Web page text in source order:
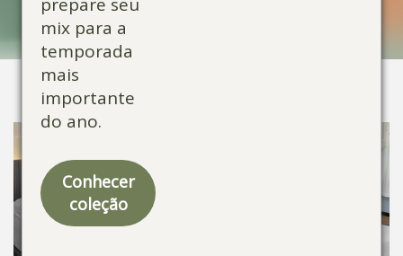
mix para a
temporada
mais
importante
do ano.
Conhecer
coleção
Confira nossos produtos: